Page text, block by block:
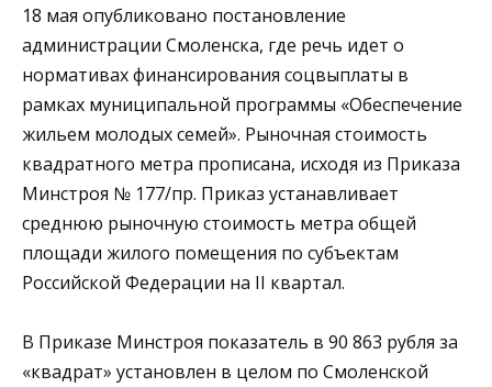
18 мая опубликовано постановление
администрации Смоленска, где речь идет о
нормативах финансирования соцвыплаты в
рамках муниципальной программы «Обеспечение
жильем молодых семей». Рыночная стоимость
квадратного метра прописана, исходя из Приказа
Минстроя № 177/пр. Приказ устанавливает
среднюю рыночную стоимость метра общей
площади жилого помещения по субъектам
Российской Федерации на II квартал.
В Приказе Минстроя показатель в 90 863 рубля за
«квадрат» установлен в целом по Смоленской